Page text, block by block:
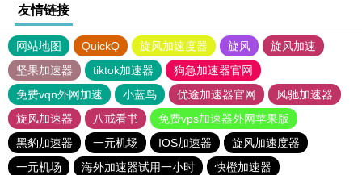
友情链接
网站地图 QuickQ 旋风加速度器 旋风
旋风加速
坚果加速器
tiktok加速器
狗急加速器官网
免费vqn外网加速
小蓝鸟 优途加速器官网
风驰加速器
旋风加速器
八戒看书
免费vps加速器外网苹果版
黑豹加速器
一元机场 IOS加速器
旋风加速度器
一元机场
海外加速器试用一小时 快橙加速器